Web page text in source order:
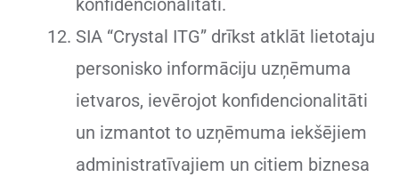
konfidencionalitāti.
SIA “Crystal ITG” drīkst atklāt lietotaju
personisko informāciju uzņēmuma
ietvaros, ievērojot konfidencionalitāti
un izmantot to uzņēmuma iekšējiem
administratīvajiem un citiem biznesa